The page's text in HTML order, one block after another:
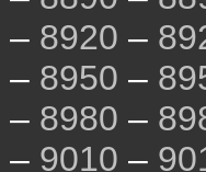
– 8920 –
– 8950 –
– 8980 –
– 9010 –